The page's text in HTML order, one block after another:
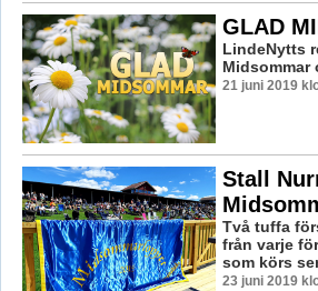
GLAD
LindeNytts
Midsommar
21 juni 2019
Stall
Två tuffa
från varje
som körs
23 juni 2019